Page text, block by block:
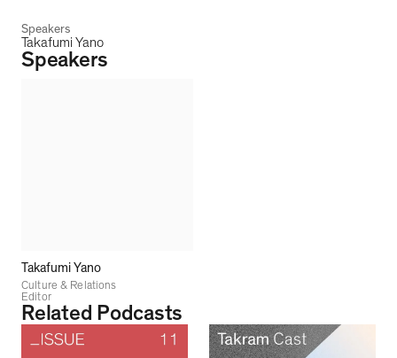
Speakers
Takafumi Yano
Speakers
Takafumi Yano
Culture & Relations
Editor
Related Podcasts